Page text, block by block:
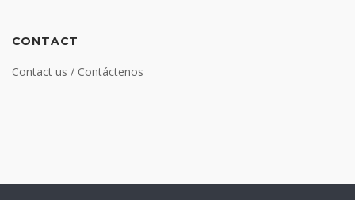
CONTACT
Contact us / Contáctenos